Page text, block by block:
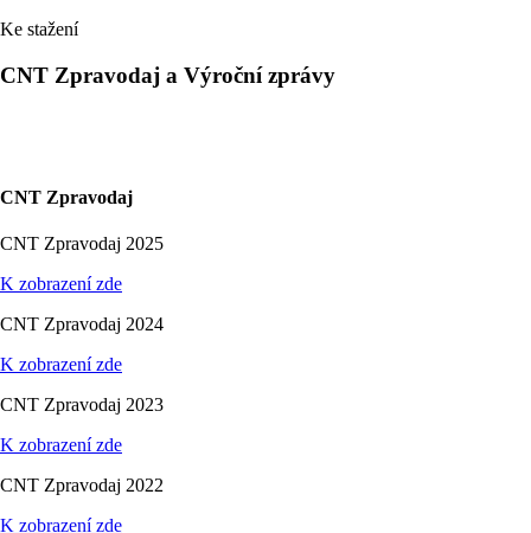
Ke stažení
CNT Zpravodaj a Výroční zprávy
CNT Zpravodaj
CNT Zpravodaj 2025
K zobrazení zde
CNT Zpravodaj 2024
K zobrazení zde
CNT Zpravodaj 2023
K zobrazení zde
CNT Zpravodaj 2022
K zobrazení zde